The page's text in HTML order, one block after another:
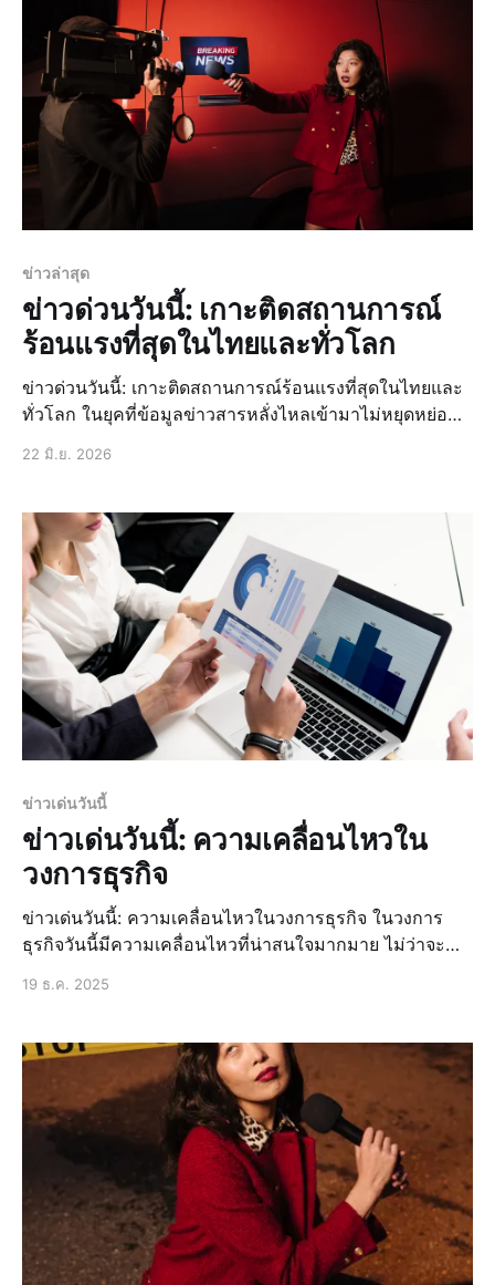
ข่าวล่าสุด
ข่าวด่วนวันนี้: เกาะติดสถานการณ์
ร้อนแรงที่สุดในไทยและทั่วโลก
ข่าวด่วนวันนี้: เกาะติดสถานการณ์ร้อนแรงที่สุดในไทยและ
ทั่วโลก ในยุคที่ข้อมูลข่าวสารหลั่งไหลเข้ามาไม่หยุดหย่อน
22 มิ.ย. 2026
ข่าวเด่นวันนี้
ข่าวเด่นวันนี้: ความเคลื่อนไหวใน
วงการธุรกิจ
ข่าวเด่นวันนี้: ความเคลื่อนไหวในวงการธุรกิจ ในวงการ
ธุรกิจวันนี้มีความเคลื่อนไหวที่น่าสนใจมากมาย ไม่ว่าจะ
19 ธ.ค. 2025